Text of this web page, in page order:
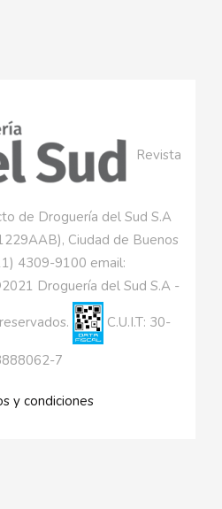
Revista
de Droguería del Sud S.A
Ciudad de Buenos
4309-9100 email:
Droguería del Sud S.A -
C.U.I.T: 30-
7
y condiciones